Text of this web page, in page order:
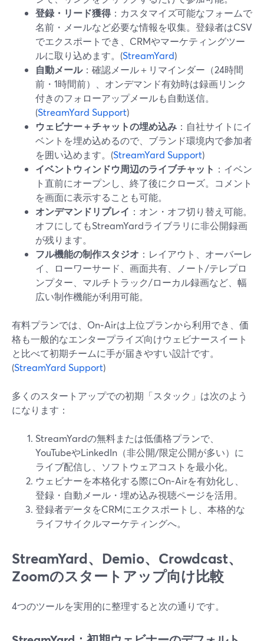
登録・リード獲得：カスタマイズ可能なフォームで
名前・メールなど必要な情報を収集。登録者はCSV
でエクスポートでき、CRMやマーケティングツー
ルに取り込めます。(StreamYard)
自動メール：確認メール＋リマインダー（24時間
前・1時間前）、オンデマンド有効時は録画リンク
付きのフォローアップメールも自動送信。
(StreamYard Support)
ウェビナー＋チャットの埋め込み ：自社サイトにイ
ベントを埋め込めるので、ブランド環境内で参加者
を囲い込めます。(StreamYard Support)
イベントウィンドウ周辺のライブチャット ：イベン
ト直前にオープンし、終了後にクローズ。コメント
を画面に表示することも可能。
オンデマンドリプレイ ：オン・オフ切り替え可能。
オフにしてもStreamYardライブラリに非公開録画
が残ります。
フル機能の制作スタジオ ：レイアウト、オーバーレ
イ、ローワーサード、画面共有、ノート/テレプロ
ンプター、マルチトラック/ローカル録画など、幅
広い制作機能が利用可能。
有料プランでは、On‑Airは上位プランから利用でき、価
格も一般的なエンタープライズ向けウェビナースイート
と比べて初期チームに手が届きやすい設計です。
(StreamYard Support)
多くのスタートアップでの初期「スタック」は次のよう
になります：
StreamYardの無料または低価格プランで、
YouTubeやLinkedIn（非公開/限定公開が多い）に
ライブ配信し、ソフトウェアコストを最小化。
ウェビナーを本格化する際にOn‑Airを有効化し、
登録・自動メール・埋め込み視聴ページを活用。
登録者データをCRMにエクスポートし、本格的な
ライフサイクルマーケティングへ。
StreamYard、Demio、Crowdcast、
Zoomのスタートアップ向け比較
4つのツールを実用的に整理すると次の通りです。